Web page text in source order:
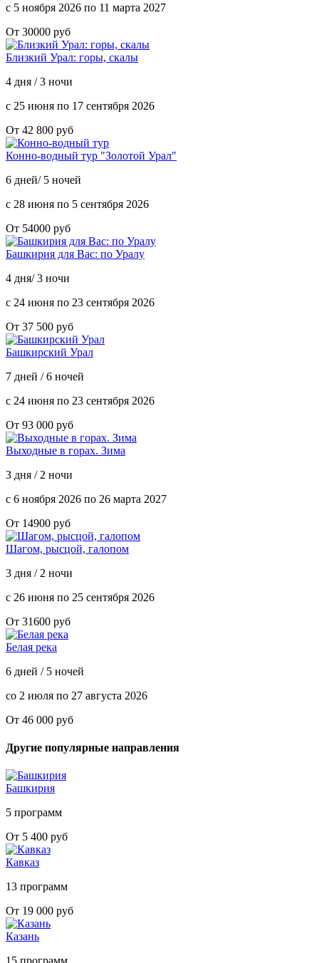
с 5 ноября 2026 по 11 марта 2027
От 30000 руб
Близкий Урал: горы, скалы
4 дня / 3 ночи
с 25 июня по 17 сентября 2026
От 42 800 руб
Конно-водный тур "Золотой Урал"
6 дней/ 5 ночей
с 28 июня по 5 сентября 2026
От 54000 руб
Башкирия для Вас: по Уралу
4 дня/ 3 ночи
с 24 июня по 23 сентября 2026
От 37 500 руб
Башкирский Урал
7 дней / 6 ночей
с 24 июня по 23 сентября 2026
От 93 000 руб
Выходные в горах. Зима
3 дня / 2 ночи
с 6 ноября 2026 по 26 марта 2027
От 14900 руб
Шагом, рысцой, галопом
3 дня / 2 ночи
с 26 июня по 25 сентября 2026
От 31600 руб
Белая река
6 дней / 5 ночей
со 2 июля по 27 августа 2026
От 46 000 руб
Другие популярные направления
Башкирия
5 программ
От 5 400 руб
Кавказ
13 программ
От 19 000 руб
Казань